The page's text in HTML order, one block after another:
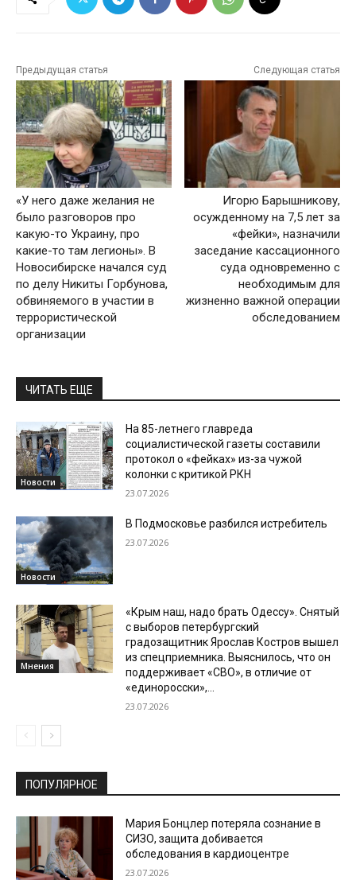
Предыдущая статья
«У него даже желания не
было разговоров про
какую-то Украину, про
какие-то там легионы». В
Новосибирске начался суд
по делу Никиты Горбунова,
обвиняемого в участии в
террористической
организации
Следующая статья
Игорю Барышникову,
осужденному на 7,5 лет за
«фейки», назначили
заседание кассационного
суда одновременно с
необходимым для
жизненно важной операции
обследованием
ЧИТАТЬ ЕЩЕ
Новости
На 85-летнего главреда
социалистической газеты составили
протокол о «фейках» из-за чужой
колонки с критикой РКН
23.07.2026
Новости
В Подмосковье разбился истребитель
23.07.2026
Мнения
«Крым наш, надо брать Одессу». Снятый
с выборов петербургский
градозащитник Ярослав Костров вышел
из спецприемника. Выяснилось, что он
поддерживает «СВО», в отличие от
«единоросски»,...
23.07.2026
ПОПУЛЯРНОЕ
Мария Бонцлер потеряла сознание в
СИЗО, защита добивается
обследования в кардиоцентре
23.07.2026